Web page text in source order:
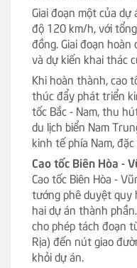
Giai đoạn một của
độ 120 km/h, với
đồng. Giai đoạn
và dự kiến khai thác
Khi hoàn thành, cao
thúc đẩy phát triển
tốc Bắc - Nam, thu
du lịch biển Nam
kinh tế phía Nam,
Cao tốc Biên Hòa -
Cao tốc Biên Hòa -
tướng phê duyệt quy
hai dự án thành
cho phép tách đoạn
Rịa) đến nút giao
khỏi dự án.